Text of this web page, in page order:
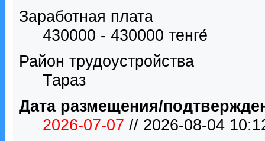
Заработная плата
430000 - 430000 тенге́
Район трудоустройства
Тараз
Дата размещения/
2026-07-07 // 2026-08-04